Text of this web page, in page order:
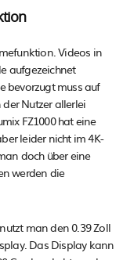
Videos in
aufgezeichnet
bevorzugt muss auf
Nutzer allerlei
FZ1000 hat eine
leider nicht im 4K-
doch über eine
werden die
man den 0.39 Zoll
Das Display kann